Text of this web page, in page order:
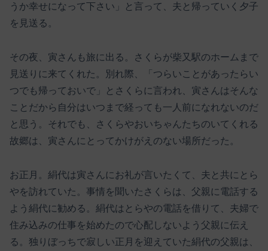
うか幸せになって下さい」と言って、夫と帰っていく夕子
を見送る。
その夜、寅さんも旅に出る。さくらが柴又駅のホームまで
見送りに来てくれた。別れ際、「つらいことがあったらい
つでも帰っておいで」とさくらに言われ、寅さんはそんな
ことだから自分はいつまで経っても一人前になれないのだ
と思う。それでも、さくらやおいちゃんたちのいてくれる
故郷は、寅さんにとってかけがえのない場所だった。
お正月。絹代は寅さんにお礼が言いたくて、夫と共にとら
やを訪れていた。事情を聞いたさくらは、父親に電話する
よう絹代に勧める。絹代はとらやの電話を借りて、夫婦で
住み込みの仕事を始めたので心配しないよう父親に伝え
る。独りぼっちで寂しい正月を迎えていた絹代の父親は、